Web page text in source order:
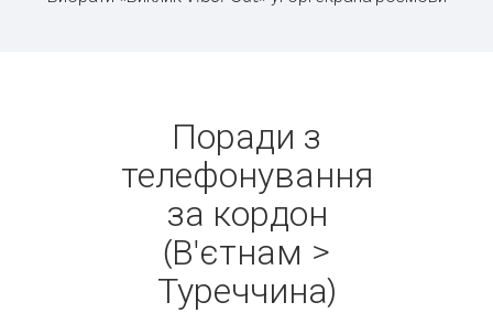
Поради з
телефонування
за кордон
(В'єтнам >
Туреччина)